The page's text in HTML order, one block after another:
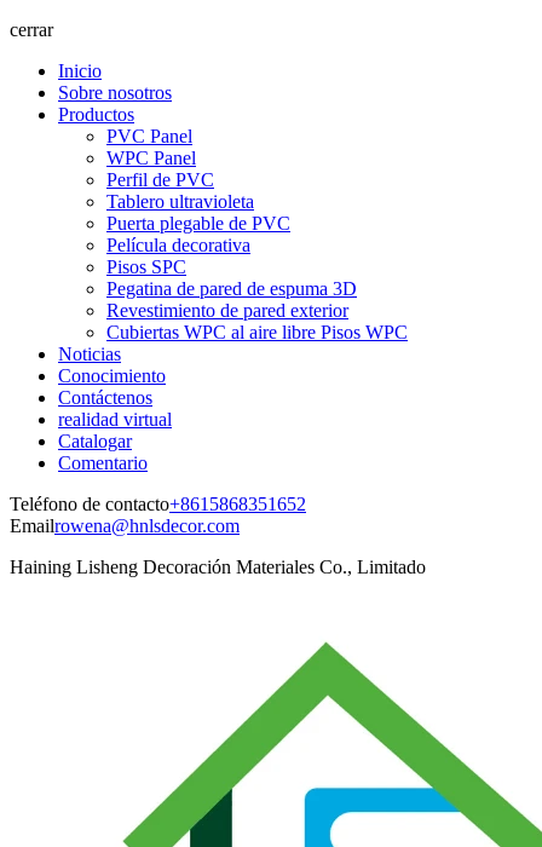
cerrar
Inicio
Sobre nosotros
Productos
PVC Panel
WPC Panel
Perfil de PVC
Tablero ultravioleta
Puerta plegable de PVC
Película decorativa
Pisos SPC
Pegatina de pared de espuma 3D
Revestimiento de pared exterior
Cubiertas WPC al aire libre Pisos WPC
Noticias
Conocimiento
Contáctenos
realidad virtual
Catalogar
Comentario
Teléfono de contacto+8615868351652
Emailrowena@hnlsdecor.com
Haining Lisheng Decoración Materiales Co., Limitado